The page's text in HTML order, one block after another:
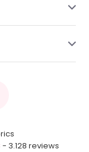
- 3.128 reviews